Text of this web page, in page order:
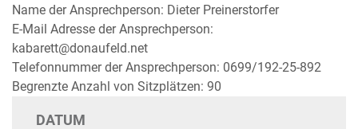
Name der Ansprechperson: Dieter Preinerstorfer
E-Mail Adresse der Ansprechperson:
kabarett@donaufeld.net
Telefonnummer der Ansprechperson: 0699/192-25-892
Begrenzte Anzahl von Sitzplätzen: 90
DATUM